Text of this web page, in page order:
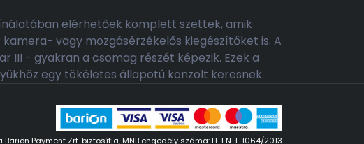
elérhetőek komplett szettek, amik
vagy mozgásérzékelős kiegészítőket is. A
III - gyakran a csomag részét képezik. Ezek a
egy tökéletes állapotú konzolt keresnek.
Barion Payment Zrt. biztosítja, MNB engedély száma: H-EN-I-1064/2013